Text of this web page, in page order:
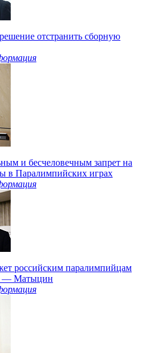
отстранить сборную
и бесчеловечным запрет на
в Паралимпийских играх
российским паралимпийцам
— Матыцин